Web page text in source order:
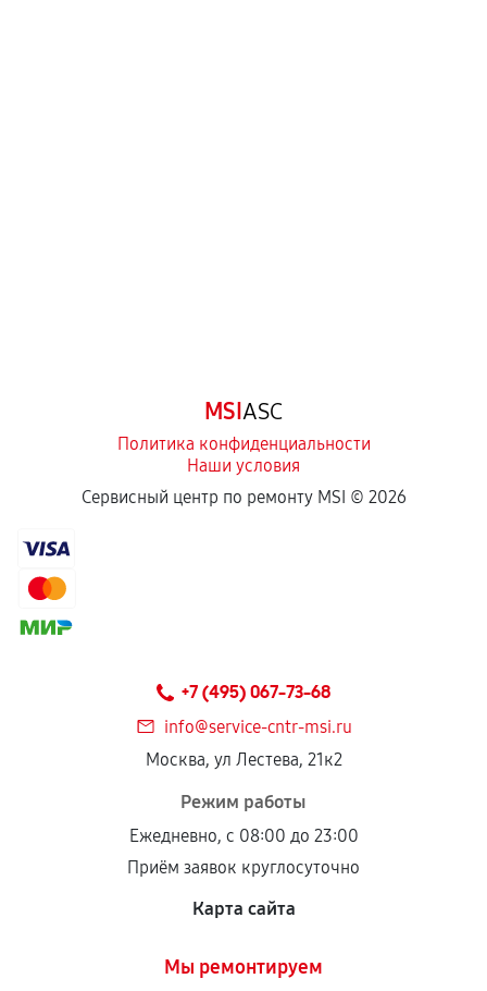
отдельных условиях.
Если комплектующие куплены
сохраняться полностью или частично, если
соблюдены следующие условия:
При этом гарантия на сами комплектующие
продавца. За качество сторонних деталей
сервисный центр ответственности не несет.
MSIASC
Политика конфиденциальности
Наши условия
Сервисный центр по ремонту MSI © 2026
+7 (495) 067-73-68
info@service-cntr-msi.ru
Москва, ул Лестева, 21к2
Режим работы
Ежедневно, с 08:00 до 23:00
Приём заявок круглосуточно
Карта сайта
Мы ремонтируем